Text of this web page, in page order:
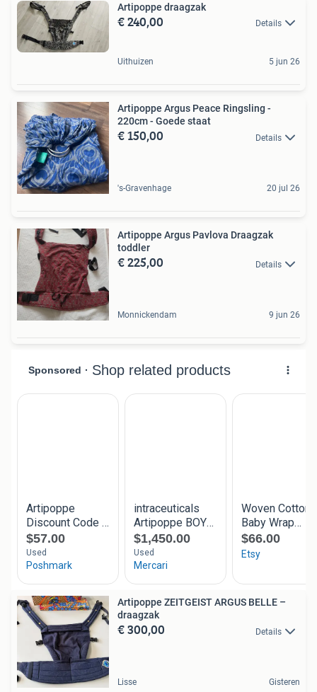
Artipoppe draagzak
€ 240,00 Details
Uithuizen 5 jun 26
Artipoppe Argus Peace Ringsling -
220cm - Goede staat
€ 150,00 Details
's-Gravenhage 20 jul 26
Artipoppe Argus Pavlova Draagzak
toddler
€ 225,00 Details
Monnickendam 9 jun 26
Artipoppe ZEITGEIST ARGUS BELLE –
draagzak
€ 300,00 Details
Lisse Gisteren